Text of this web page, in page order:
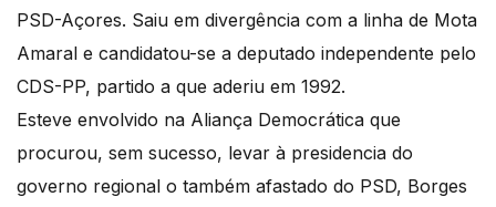
PSD-Açores. Saiu em divergência com a linha de Mota
Amaral e candidatou-se a deputado independente pelo
CDS-PP, partido a que aderiu em 1992.
Esteve envolvido na Aliança Democrática que
procurou, sem sucesso, levar à presidencia do
governo regional o também afastado do PSD, Borges